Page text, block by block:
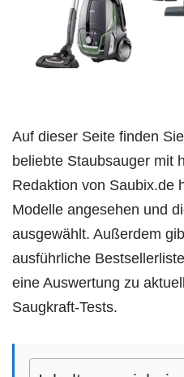
Auf dieser Seite finden
beliebte Staubsauger mit
Redaktion von Saubix.de
Modelle angesehen und
ausgewählt. Außerdem
ausführliche
eine Auswertung zu
Saugkraft-Tests.